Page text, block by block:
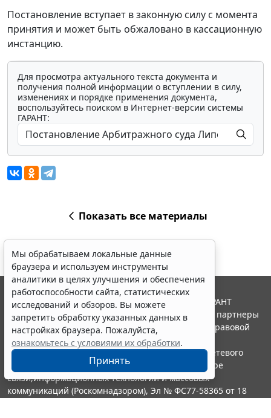
Постановление вступает в законную силу с момента
принятия и может быть обжаловано в кассационную
инстанцию.
Для просмотра актуального текста документа и
получения полной информации о вступлении в силу,
изменениях и порядке применения документа,
воспользуйтесь поиском в Интернет-версии системы
ГАРАНТ:
Показать все материалы
Мы обрабатываем локальные данные
браузера и используем инструменты
аналитики в целях улучшения и обеспечения
работоспособности сайта, статистических
исследований и обзоров. Вы можете
запретить обработку указанных данных в
настройках браузера. Пожалуйста,
ознакомьтесь с условиями их обработки.
Принять
© ООО "НПП "ГАРАНТ-СЕРВИС", 2026. Система ГАРАНТ
выпускается с 1990 года. Компания "Гарант" и ее партнеры
являются участниками Российской ассоциации правовой
информации ГАРАНТ.
Портал ГАРАНТ.РУ зарегистрирован в качестве сетевого
издания Федеральной службой по надзору в сфере
связи,информационных технологий и массовых
коммуникаций (Роскомнадзором), Эл № ФС77-58365 от 18